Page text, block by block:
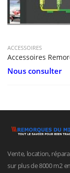
ACCESSOIRES
Accessoires
Nous consulter
Vente, location,
sur plus de 8000 m2